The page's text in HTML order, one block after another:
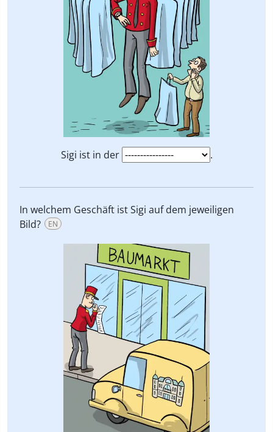
Sigi ist in der .
In welchem Geschäft ist Sigi auf dem jeweiligen
Bild?
EN